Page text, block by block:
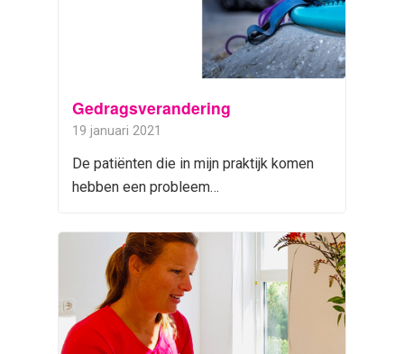
Gedragsverandering
19 januari 2021
De patiënten die in mijn praktijk komen
hebben een probleem…